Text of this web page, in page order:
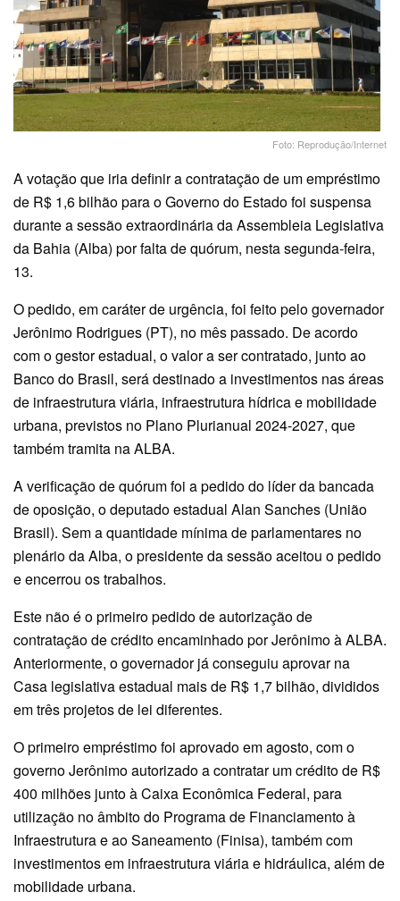
Foto: Reprodução/Internet
A votação que iria definir a contratação de um empréstimo
de R$ 1,6 bilhão para o Governo do Estado foi suspensa
durante a sessão extraordinária da Assembleia Legislativa
da Bahia (Alba) por falta de quórum, nesta segunda-feira,
13.
O pedido, em caráter de urgência, foi feito pelo governador
Jerônimo Rodrigues (PT), no mês passado. De acordo
com o gestor estadual, o valor a ser contratado, junto ao
Banco do Brasil, será destinado a investimentos nas áreas
de infraestrutura viária, infraestrutura hídrica e mobilidade
urbana, previstos no Plano Plurianual 2024-2027, que
também tramita na ALBA.
A verificação de quórum foi a pedido do líder da bancada
de oposição, o deputado estadual Alan Sanches (União
Brasil). Sem a quantidade mínima de parlamentares no
plenário da Alba, o presidente da sessão aceitou o pedido
e encerrou os trabalhos.
Este não é o primeiro pedido de autorização de
contratação de crédito encaminhado por Jerônimo à ALBA.
Anteriormente, o governador já conseguiu aprovar na
Casa legislativa estadual mais de R$ 1,7 bilhão, divididos
em três projetos de lei diferentes.
O primeiro empréstimo foi aprovado em agosto, com o
governo Jerônimo autorizado a contratar um crédito de R$
400 milhões junto à Caixa Econômica Federal, para
utilização no âmbito do Programa de Financiamento à
Infraestrutura e ao Saneamento (Finisa), também com
investimentos em infraestrutura viária e hidráulica, além de
mobilidade urbana.